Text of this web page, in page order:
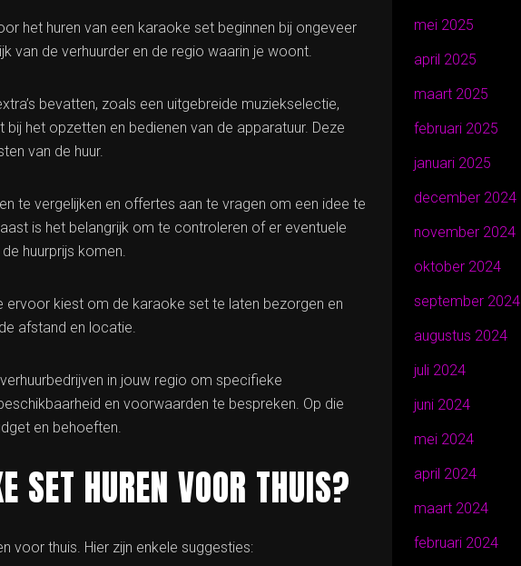
het huren van een karaoke set beginnen bij ongeveer
van de verhuurder en de regio waarin je woont.
bevatten, zoals een uitgebreide muziekselectie,
het opzetten en bedienen van de apparatuur. Deze
van de huur.
te vergelijken en offertes aan te vragen om een idee te
is het belangrijk om te controleren of er eventuele
huurprijs komen.
kiest om de karaoke set te laten bezorgen en
afstand en locatie.
in jouw regio om specifieke
en voorwaarden te bespreken. Op die
en behoeften.
SET HUREN VOOR THUIS?
voor thuis. Hier zijn enkele suggesties:
mei 2025
april 2025
maart 2025
februari 2025
januari 2025
december 2024
november 2024
oktober 2024
september 2024
augustus 2024
juli 2024
juni 2024
mei 2024
april 2024
maart 2024
februari 2024